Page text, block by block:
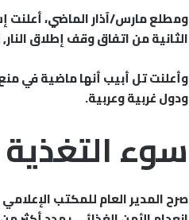
ومطلع مارس/آذار الماضي، أعلنت
الثانية من اتفاق وقف إطلاق
وأعلنت تل أبيب أنها ماضية في
ودول غربية وعربية.
سوء التغذية
صرح المدير العام للمكتب